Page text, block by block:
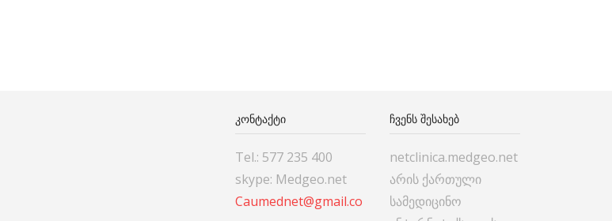
ᲙᲝᲜᲢᲐᲥᲢᲘ
Tel.: 577 235 400
skype: Medgeo.net
Caumednet@gmail.co
ᲩᲕᲔᲜᲡ ᲨᲔᲡᲐᲮᲔᲑ
netclinica.medgeo.net
არის ქართული
სამედიცინო